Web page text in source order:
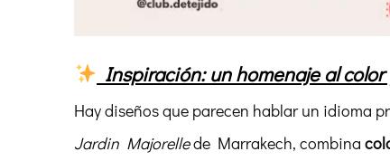
Inspiración: un homenaje al
Hay diseños que parecen hablar un idioma
Jardin Majorellede Marrakech, combina